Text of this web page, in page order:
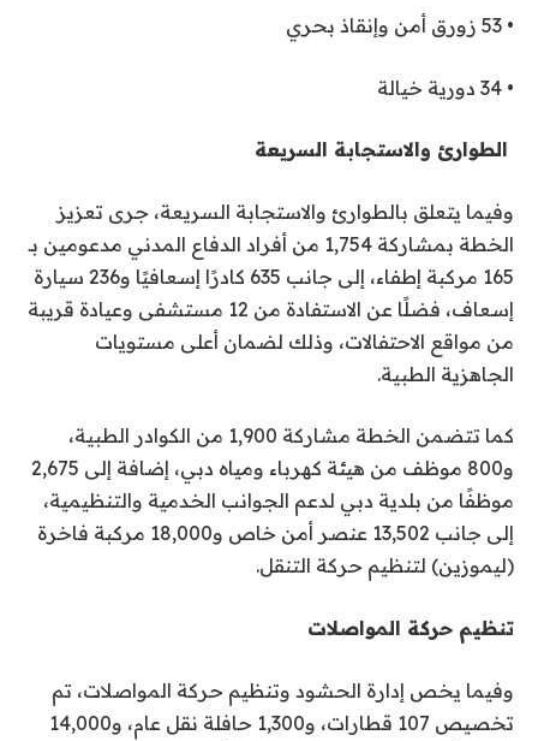
• 53 زورق أمن وإنقاذ بحري
• 34 دورية خيالة
الطوارئ والاستجابة السريعة
وفيما يتعلق بالطوارئ والاستجابة السريعة، جرى تعزيز
الخطة بمشاركة 1,754 من أفراد الدفاع المدني مدعومين بـ
165 مركبة إطفاء، إلى جانب 635 كادرًا إسعافيًا و236 سيارة
إسعاف، فضلًا عن الاستفادة من 12 مستشفى وعيادة قريبة
من مواقع الاحتفالات، وذلك لضمان أعلى مستويات
الجاهزية الطبية.
كما تتضمن الخطة مشاركة 1,900 من الكوادر الطبية،
و800 موظف من هيئة كهرباء ومياه دبي، إضافة إلى 2,675
موظفًا من بلدية دبي لدعم الجوانب الخدمية والتنظيمية،
إلى جانب 13,502 عنصر أمن خاص و18,000 مركبة فاخرة
(ليموزين) لتنظيم حركة التنقل.
تنظيم حركة المواصلات
وفيما يخص إدارة الحشود وتنظيم حركة المواصلات، تم
تخصيص 107 قطارات، و1,300 حافلة نقل عام، و14,000